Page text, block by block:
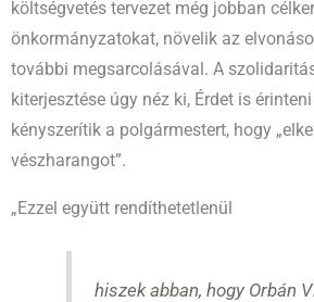
költségvetés tervezet még jobban
önkormányzatokat, növelik az
további megsarcolásával. A
kiterjesztése úgy néz ki, Érdet is
kényszerítik a polgármestert, hogy
vészharangot”.
„Ezzel együtt rendíthetetlenül
hiszek abban, hogy Orbán